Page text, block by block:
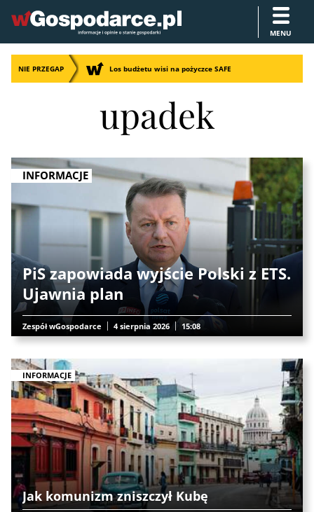
MENU
NIE PRZEGAP Los budżetu wisi na pożyczce SAFE
upadek
INFORMACJE
PiS zapowiada wyjście Polski z ETS.
Ujawnia plan
Zespół wGospodarce 4 sierpnia 2026 15:08
INFORMACJE
Jak komunizm zniszczył Kubę